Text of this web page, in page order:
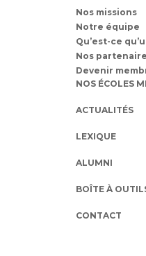
Nos missions
Notre équipe
Qu’est-ce
Nos
Devenir
NOS ÉCOLES
ACTUALITÉS
LEXIQUE
ALUMNI
BOÎTE À
CONTACT